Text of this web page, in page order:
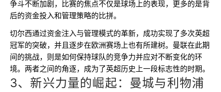
争斗不断加剧，比赛的焦点不仅是球场上的表现，更多的是背
后的资金投入和管理策略的比拼。
切尔西通过资金注入与管理模式的革新，成功实现了多次英超
冠军的突破，并且逐步在欧洲赛场上也有所建树。曼联在此期
间的挑战，则是如何保持球队的竞争力并应对不断变化的环
境。两者之间的角逐，成为了英超历史上一段标志性的时期。
3、新兴力量的崛起：曼城与利物浦